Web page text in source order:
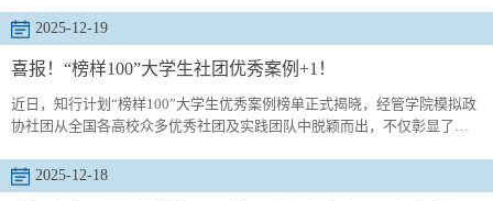
建树主持。会上，孙建树传达了学校社团指导老师培训会议精神，围绕
《青岛科技大学学生社团建设管理办法（试行）》展开系统解读，就重点
条款、管理要求、组织建设、活动开展、安全管理、宣传阵地等核心内容
2025-12-19
喜报！“榜样100”大学生社团优秀案例+1！
近日，知行计划“榜样100”大学生优秀案例榜单正式揭晓，经管学院模拟政
协社团从全国各高校众多优秀社团及实践团队中脱颖而出，不仅彰显了社
年来，经管学院始终高度重视学生社团建设，将社团作为落实立德树人根
本任务、丰富校园文化生活、提升学生综合素养的重要平台。学院坚持“分
2025-12-18